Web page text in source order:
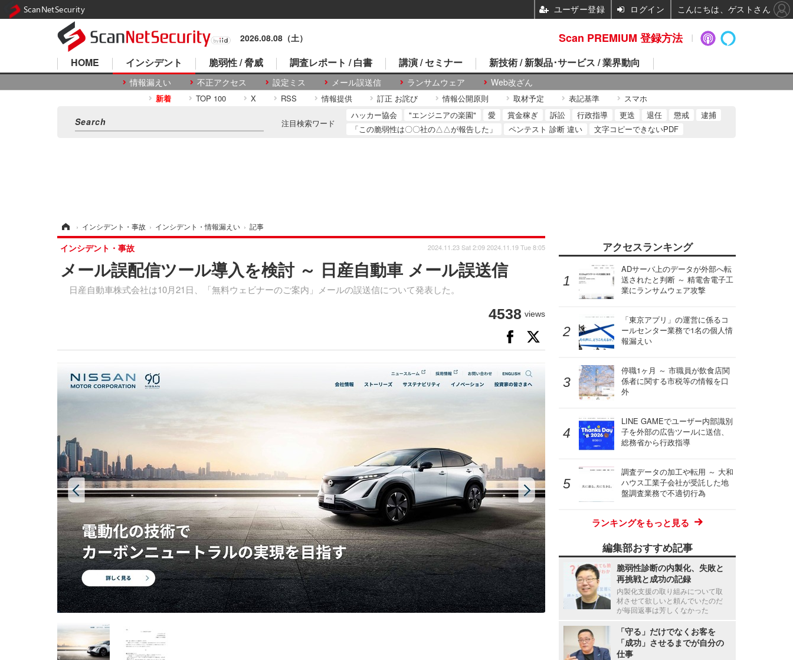
2026.08.08（土）
HOME インシデント
情報漏えい 不正アクセス 設定ミス メール誤送信 ランサムウェア Web改ざん
脆弱性 / 脅威 調査レポート / 白書 講演 / セミナー 新技術 / 新製品･サービス / 業界動向
新着 TOP 100 X RSS 情報提供 訂正 お詫び 情報公開原則 取材予定 表記基準 スマホ
注目検索ワード
ハッカー協会 "エンジニアの楽園" 愛 賞金稼ぎ 訴訟 行政指導 更迭 退任 懲戒
逮捕
「この脆弱性は〇〇社の△△が報告した」
ペンテスト 診断 違い 文字コピーできないPDF
› インシデント・事故 › インシデント・情報漏えい › 記事
メール誤配信ツール導入を検討 ～ 日産自動車 メール誤送信
日産自動車株式会社は10月21日、「無料ウェビナーのご案内」メールの誤送信について発表した。
インシデント・事故 2024.11.23 Sat 2:09 2024.11.19 Tue 8:05
4538 views
アクセスランキング
ADサーバ上のデータが外部へ転
送されたと判断 ～ 精電舎電子工
業にランサムウェア攻撃
「東京アプリ」の運営に係るコ
ールセンター業務で1名の個人情
報漏えい
停職1ヶ月 ～ 市職員が飲食店関
係者に関する市税等の情報を口
外
LINE GAMEでユーザー内部識別
子を外部の広告ツールに送信、
総務省から行政指導
調査データの加工や転用 ～ 大和
ハウス工業子会社が受託した地
盤調査業務で不適切行為
ランキングをもっと見る
編集部おすすめ記事
脆弱性診断の内製化、失敗と
再挑戦と成功の記録
内製化支援の取り組みについて取
材させて欲しいと頼んでいたのだ
が毎回返事は芳しくなかった
「守る」だけでなくお客を
「成功」させるまでが自分の
仕事
Scan PREMIUM 登録方法
ScanNetSecurity ユーザー登録 ログイン こんにちは、ゲストさん